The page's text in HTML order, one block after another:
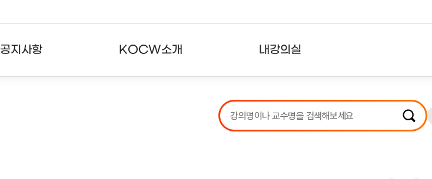
공지사항 KOCW소개 내강의실
강의리스트
수강확인증강의